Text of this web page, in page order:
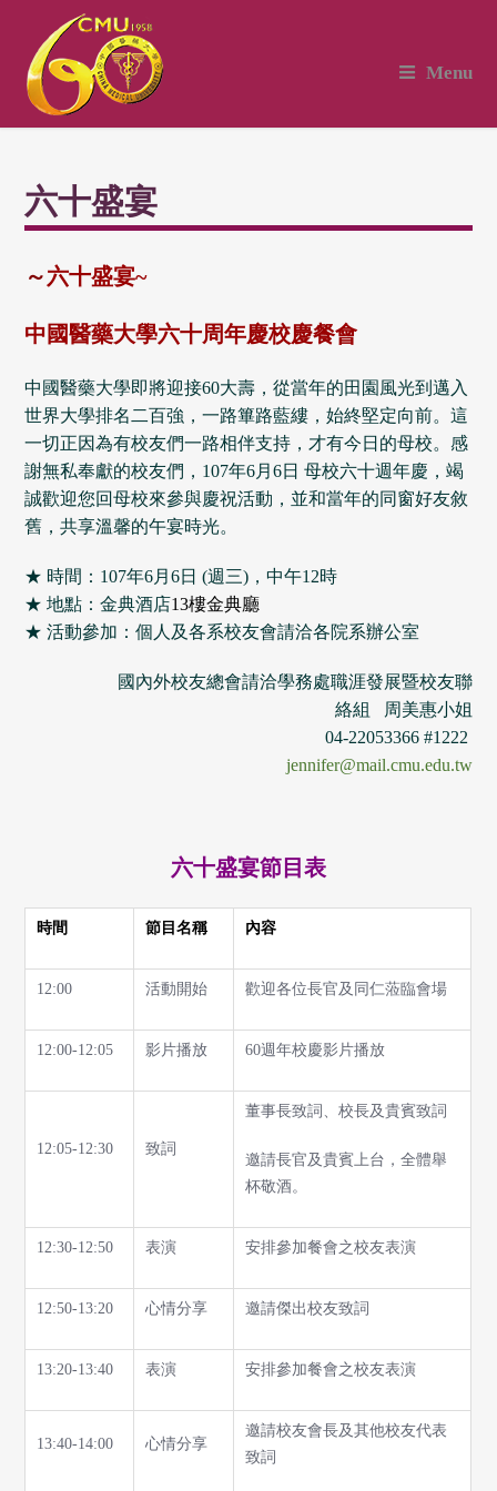
Menu
六十盛宴
～ 六十盛宴~
中國醫藥大學六十周年慶校慶餐會
中國醫藥大學即將迎接60大壽，從當年的田園風光到邁入
世界大學排名二百強，一路篳路藍縷，始終堅定向前。這
一切正因為有校友們一路相伴支持，才有今日的母校。感
謝無私奉獻的校友們，107年6月6日 母校六十週年慶，竭
誠歡迎您回母校來參與慶祝活動，並和當年的同窗好友敘
舊，共享溫馨的午宴時光。
★ 時間：107年6月6日 (週三)，中午12時
★ 地點：金典酒店13樓金典廳
★ 活動參加：個人及各系校友會請洽各院系辦公室
國內外校友總會請洽學務處職涯發展暨校友聯
絡組 周美惠小姐
04-22053366 #1222
jennifer@mail.cmu.edu.tw
六十盛宴節目表
時間 節目名稱 內容
12:00 活動開始 歡迎各位長官及同仁蒞臨會場
12:00-12:05 影片播放 60週年校慶影片播放
12:05-12:30 致詞
董事長致詞、校長及貴賓致詞
邀請長官及貴賓上台，全體舉
杯敬酒。
12:30-12:50 表演 安排參加餐會之校友表演
12:50-13:20 心情分享 邀請傑出校友致詞
13:20-13:40 表演 安排參加餐會之校友表演
13:40-14:00 心情分享
邀請校友會長及其他校友代表
致詞